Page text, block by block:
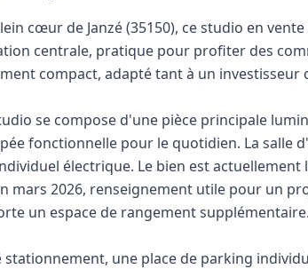
cœur de Janzé (35150), ce studio en
centrale, pratique pour profiter des
compact, adapté tant à un investisseur
se compose d'une pièce principale
fonctionnelle pour le quotidien. La salle
électrique. Le bien est
mars 2026, renseignement utile pour un
un espace de rangement supplémentaire.
stationnement, une place de parking